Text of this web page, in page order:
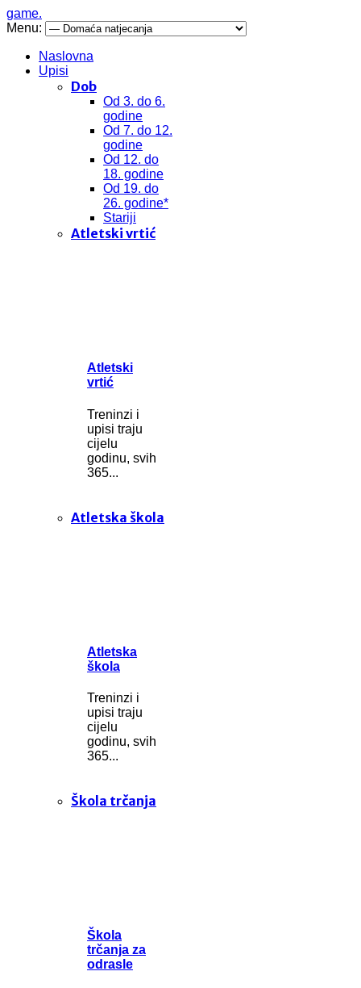
game.
Menu:
Naslovna
Upisi
Dob
Od 3. do 6.
godine
Od 7. do 12.
godine
Od 12. do
18. godine
Od 19. do
26. godine*
Stariji
Atletski vrtić
Atletski
vrtić
Treninzi i
upisi traju
cijelu
godinu, svih
365...
Atletska škola
Atletska
škola
Treninzi i
upisi traju
cijelu
godinu, svih
365...
Škola trčanja
Škola
trčanja za
odrasle